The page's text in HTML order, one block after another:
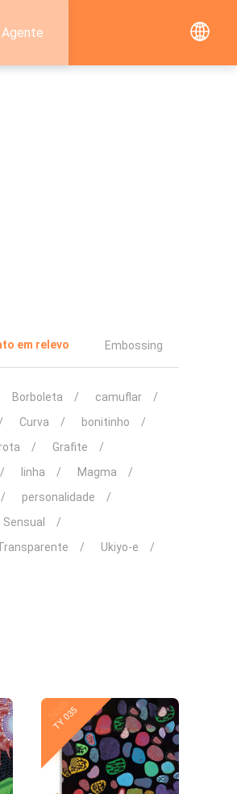
em relevo Embossing
Borboleta
camuflar
Curva
bonitinho
Grafite
linha
Magma
personalidade
Sensual
Ukiyo-e
Novo
TY 035